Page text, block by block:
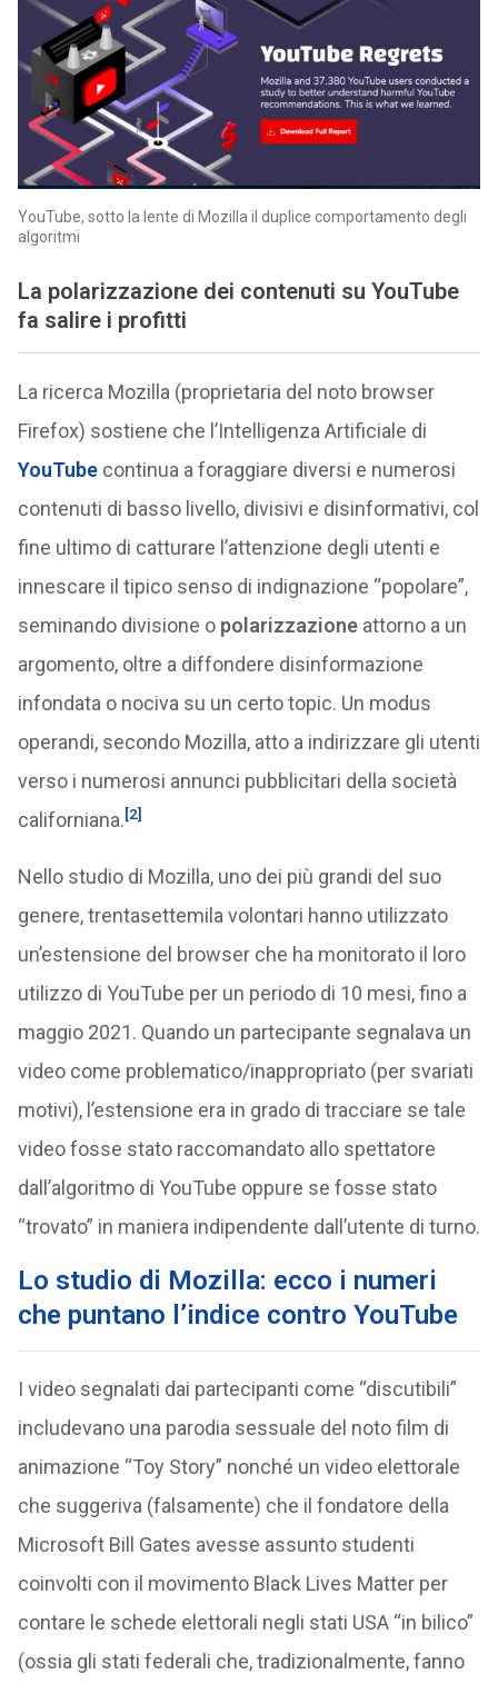
YouTube, sotto la lente di Mozilla il duplice comportamento degli
algoritmi
La polarizzazione dei contenuti su YouTube
fa salire i profitti
La ricerca Mozilla (proprietaria del noto browser
Firefox) sostiene che l’Intelligenza Artificiale di
YouTubecontinua a foraggiare diversi e numerosi
contenuti di basso livello, divisivi e disinformativi, col
fine ultimo di catturare l’attenzione degli utenti e
innescare il tipico senso di indignazione “popolare”,
seminando divisione o polarizzazioneattorno a un
argomento, oltre a diffondere disinformazione
infondata o nociva su un certo topic. Un modus
operandi, secondo Mozilla, atto a indirizzare gli utenti
verso i numerosi annunci pubblicitari della società
californiana.[2]
Nello studio di Mozilla, uno dei più grandi del suo
genere, trentasettemila volontari hanno utilizzato
un’estensione del browser che ha monitorato il loro
utilizzo di YouTube per un periodo di 10 mesi, fino a
maggio 2021. Quando un partecipante segnalava un
video come problematico/inappropriato (per svariati
motivi), l’estensione era in grado di tracciare se tale
video fosse stato raccomandato allo spettatore
dall’algoritmo di YouTube oppure se fosse stato
“trovato” in maniera indipendente dall’utente di turno.
Lo studio di Mozilla: ecco i numeri
che puntano l’indice contro YouTube
I video segnalati dai partecipanti come “discutibili”
includevano una parodia sessuale del noto film di
animazione “Toy Story” nonché un video elettorale
che suggeriva (falsamente) che il fondatore della
Microsoft Bill Gates avesse assunto studenti
coinvolti con il movimento Black Lives Matter per
contare le schede elettorali negli stati USA “in bilico”
(ossia gli stati federali che, tradizionalmente, fanno